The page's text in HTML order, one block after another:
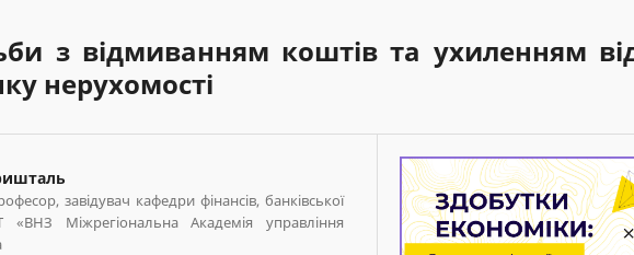
з відмиванням коштів та ухиленням
нерухомості
завідувач кафедри фінансів, банківської
Міжрегіональна Академія управління